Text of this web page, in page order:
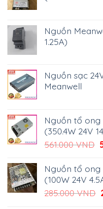
Nguồn
1.25A)
Nguồn sạc
Meanwell
Nguồn tổ ong
(350.4W 24V
561.000VND
Nguồn tổ ong
(100W 24V
285.000VND